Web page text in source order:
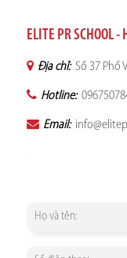
ELITE PR SCHOOL -
Địa chỉ: Số 37 Phố
Hotline:
Email: